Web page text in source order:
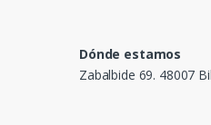
Dónde estamos
Zabalbide 69. 48007